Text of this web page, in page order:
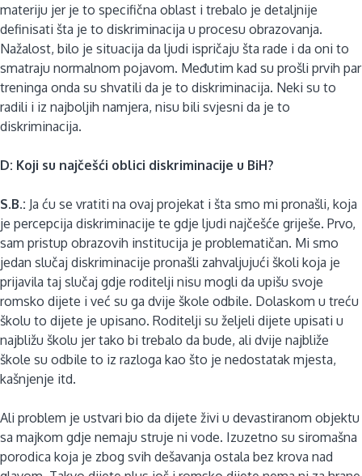
materiju jer je to specifična oblast i trebalo je detaljnije
definisati šta je to diskriminacija u procesu obrazovanja.
Nažalost, bilo je situacija da ljudi ispričaju šta rade i da oni to
smatraju normalnom pojavom. Međutim kad su prošli prvih par
treninga onda su shvatili da je to diskriminacija. Neki su to
radili i iz najboljih namjera, nisu bili svjesni da je to
diskriminacija.
D: Koji su najčešći oblici diskriminacije u BiH?
S.B.: Ja ću se vratiti na ovaj projekat i šta smo mi pronašli, koja
je percepcija diskriminacije te gdje ljudi najčešće griješe. Prvo,
sam pristup obrazovih institucija je problematičan. Mi smo
jedan slučaj diskriminacije pronašli zahvaljujući školi koja je
prijavila taj slučaj gdje roditelji nisu mogli da upišu svoje
romsko dijete i već su ga dvije škole odbile. Dolaskom u treću
školu to dijete je upisano. Roditelji su željeli dijete upisati u
najbližu školu jer tako bi trebalo da bude, ali dvije najbliže
škole su odbile to iz razloga kao što je nedostatak mjesta,
kašnjenje itd.
Ali problem je ustvari bio da dijete živi u devastiranom objektu
sa majkom gdje nemaju struje ni vode. Izuzetno su siromašna
porodica koja je zbog svih dešavanja ostala bez krova nad